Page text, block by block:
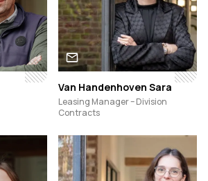
Van Handenhoven Sara
Leasing Manager – Division
Contracts